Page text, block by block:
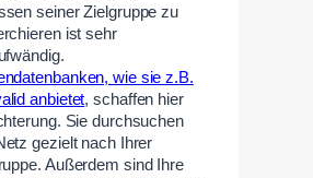
seiner Zielgruppe zu
ist sehr
wie sie z.B.
anbietet, schaffen hier
Sie durchsuchen
gezielt nach Ihrer
Außerdem sind Ihre